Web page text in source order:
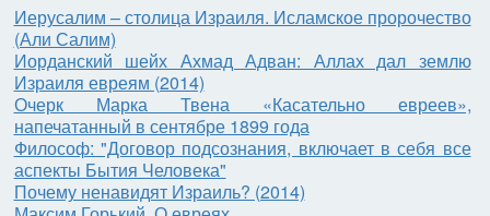
Иерусалим – столица Израиля. Исламское пророчество
(Али Салим)
Иорданский шейх Ахмад Адван: Аллах дал землю
Израиля евреям (2014)
Очерк Марка Твена «Касательно евреев»,
напечатанный в сентябре 1899 года
Философ: "Договор подсознания, включает в себя все
аспекты Бытия Человека"
Почему ненавидят Израиль? (2014)